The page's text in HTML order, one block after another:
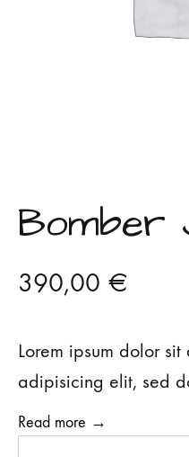
Bomber
390,00 €
Lorem ipsum dolor
adipisicing elit, sed
Read more →